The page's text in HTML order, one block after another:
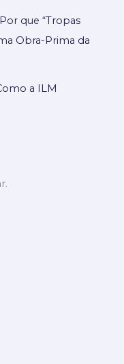
que “Tropas
Obra-Prima da
a ILM